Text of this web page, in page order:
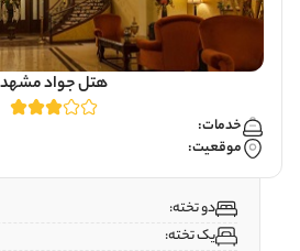
هتل جواد مشهد
خدمات:
موقعیت:
دو تخته:
یک تخته: